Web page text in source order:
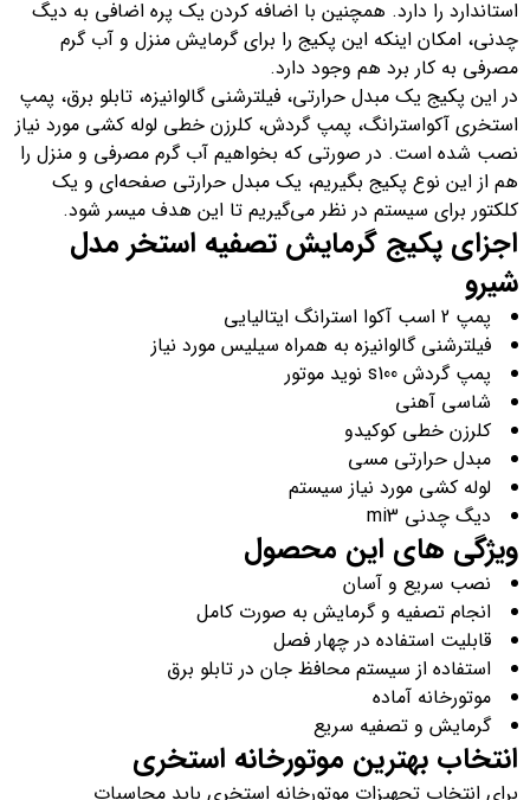
استاندارد را دارد. همچنین با اضافه کردن یک پره اضافی به دیگ
چدنی، امکان اینکه این پکیج را برای گرمایش منزل و آب گرم
مصرفی به کار برد هم وجود دارد.
در این پکیج یک مبدل حرارتی، فیلترشنی گالوانیزه، تابلو برق، پمپ
استخری آکواسترانگ، پمپ گردش، کلرزن خطی لوله کشی مورد نیاز
نصب شده است. در صورتی که بخواهیم آب گرم مصرفی و منزل را
هم از این نوع پکیج بگیریم، یک مبدل حرارتی صفحه‌ای و یک
کلکتور برای سیستم در نظر می‌گیریم تا این هدف میسر شود.
اجزای پکیج گرمایش تصفیه استخر مدل
شیرو
پمپ 2 اسب آکوا استرانگ ایتالیایی
فیلترشنی گالوانیزه به همراه سیلیس مورد نیاز
پمپ گردش s100 نوید موتور
شاسی آهنی
کلرزن خطی کوکیدو
مبدل حرارتی مسی
لوله کشی مورد نیاز سیستم
دیگ چدنی mi3
ویژگی های این محصول
نصب سریع و آسان
انجام تصفیه و گرمایش به صورت کامل
قابلیت استفاده در چهار فصل
استفاده از سیستم محافظ جان در تابلو برق
موتورخانه آماده
گرمایش و تصفیه سریع
انتخاب بهترین موتورخانه استخری
برای انتخاب تجهیزات موتورخانه استخری باید محاسبات